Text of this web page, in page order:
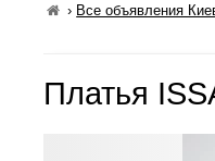
› Все объявления
Платья